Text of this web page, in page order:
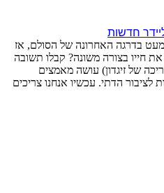
חדשות
בדרגה האחרונה של הסולם, אז
חייו בצורה משונה? קבלו תשובה
של זיגדון) עושה מאמצים
הדתי. עכשיו אנחנו צריכים